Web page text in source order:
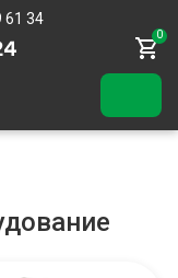
61 34
0